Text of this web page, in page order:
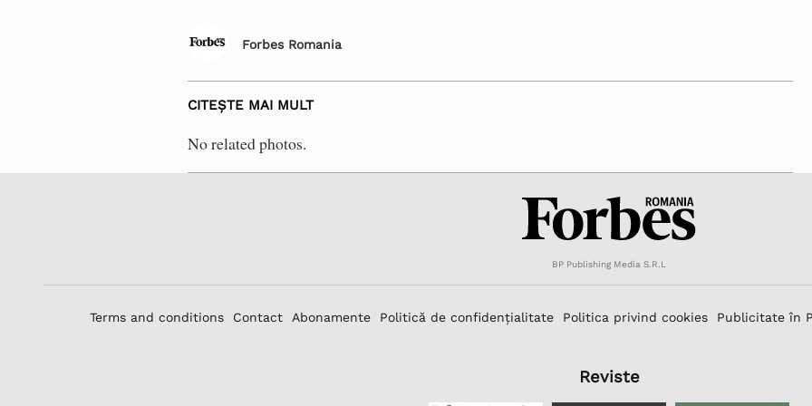
Forbes Romania
CITEȘTE MAI MULT
No related photos.
BP Publishing Media S.R.L
Terms and conditions Contact Abonamente Politică de confidențialitate Politica privind cookies Publicitate în
Reviste